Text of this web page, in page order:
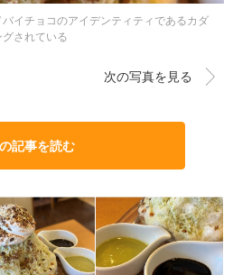
イチョコのアイデンティティであるカダ
されている
次の写真を見る
記事を読む